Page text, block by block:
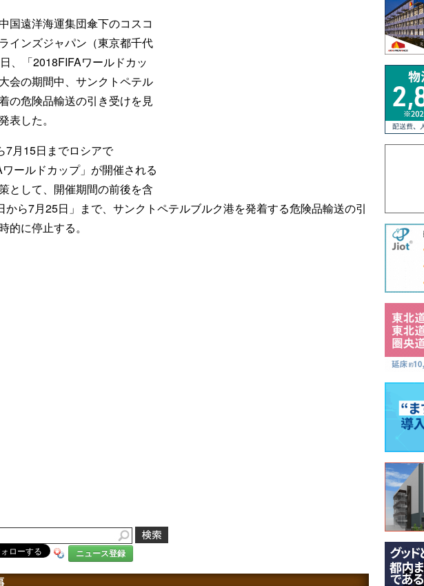
国遠洋海運集団傘下のコスコ
インズジャパン（東京都千代
、「2018FIFAワールドカッ
会の期間中、サンクトペテル
の危険品輸送の引き受けを見
表した。
7月15日までロシアで
ワールドカップ」が開催される
として、開催期間の前後を含
から7月25日」まで、サンクトペテルブルク港を発着する危険品輸送の引
的に停止する。
ニュース登録